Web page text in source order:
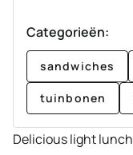
Categorieën:
sandwiches
tuinbonen
Delicious light